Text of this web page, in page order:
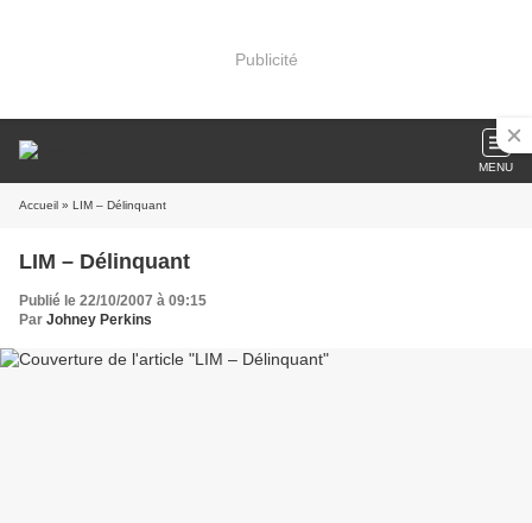
Publicité
MENU
Accueil » LIM – Délinquant
LIM – Délinquant
Publié le 22/10/2007 à 09:15
Par Johney Perkins